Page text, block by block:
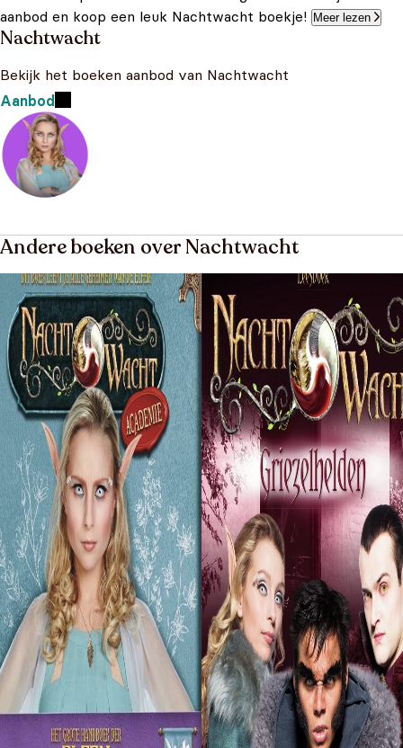
aanbod en koop een leuk Nachtwacht boekje!
Meer lezen
Nachtwacht
Bekijk het boeken aanbod van Nachtwacht
Aanbod
Andere boeken over Nachtwacht